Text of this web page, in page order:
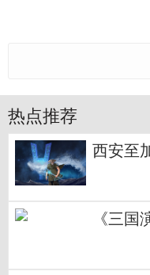
热点推荐
西安至
《三国